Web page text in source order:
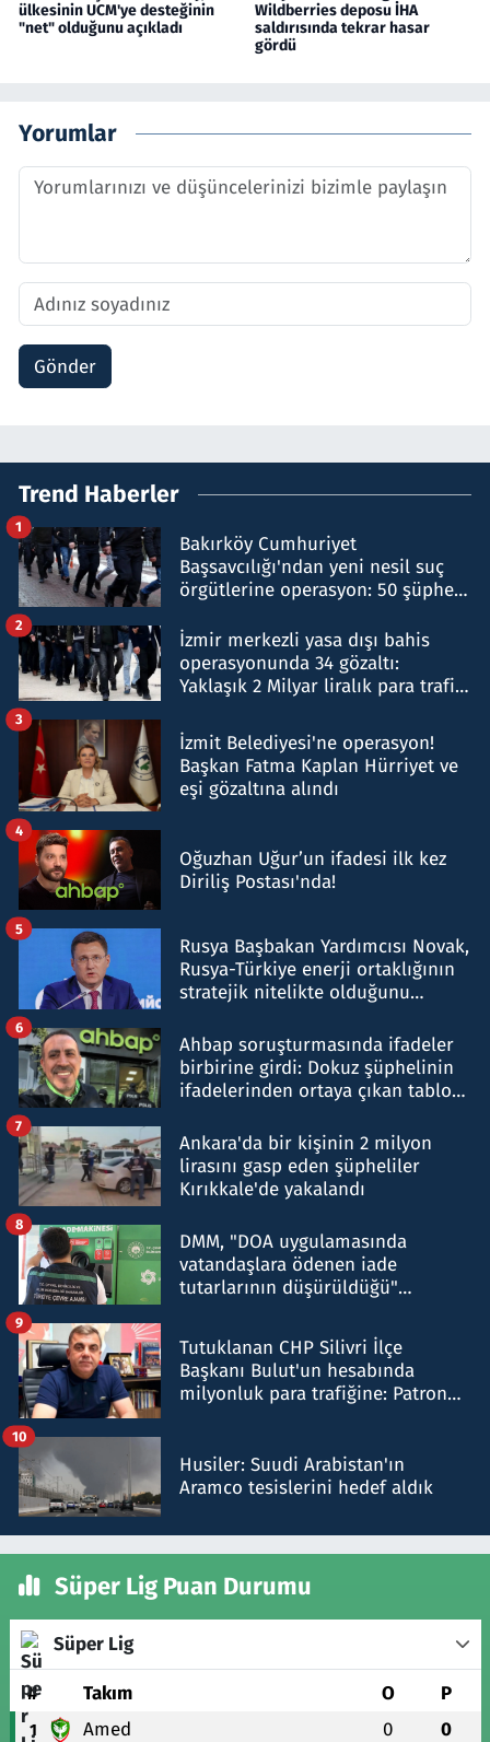
ülkesinin UCM'ye desteğinin
"net" olduğunu açıkladı
Wildberries deposu İHA
saldırısında tekrar hasar
gördü
Yorumlar
Gönder
Trend Haberler
Bakırköy Cumhuriyet
Başsavcılığı'ndan yeni nesil suç
örgütlerine operasyon: 50 şüpheli
1
İzmir merkezli yasa dışı bahis
operasyonunda 34 gözaltı:
Yaklaşık 2 Milyar liralık para trafiği
2
İzmit Belediyesi'ne operasyon!
Başkan Fatma Kaplan Hürriyet ve
eşi gözaltına alındı
3
Oğuzhan Uğur’un ifadesi ilk kez
Diriliş Postası'nda!
4
Rusya Başbakan Yardımcısı Novak,
Rusya-Türkiye enerji ortaklığının
stratejik nitelikte olduğunu
5
Ahbap soruşturmasında ifadeler
birbirine girdi: Dokuz şüphelinin
ifadelerinden ortaya çıkan tablo
6
Ankara'da bir kişinin 2 milyon
lirasını gasp eden şüpheliler
Kırıkkale'de yakalandı
7
DMM, "DOA uygulamasında
vatandaşlara ödenen iade
tutarlarının düşürüldüğü"
8
Tutuklanan CHP Silivri İlçe
Başkanı Bulut'un hesabında
milyonluk para trafiğine: Patron
9
Husiler: Suudi Arabistan'ın
Aramco tesislerini hedef aldık
10
Süper Lig Puan Durumu
Süper Lig
# Takım O P
1 Amed 0 0